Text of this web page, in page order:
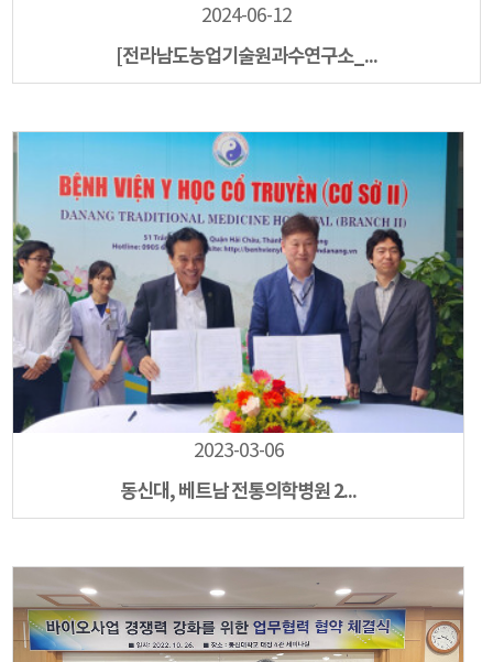
2024-06-12
[전라남도농업기술원과수연구소_...
2023-03-06
동신대, 베트남 전통의학병원 2...